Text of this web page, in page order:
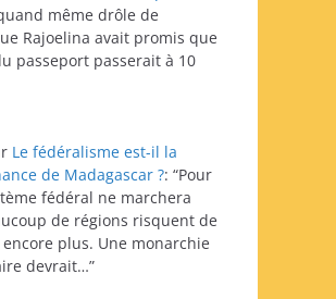
quand même drôle de
Rajoelina avait promis que
passeport passerait à 10
Le fédéralisme est-il la
de Madagascar ?: “Pour
fédéral ne marchera
de régions risquent de
encore plus. Une monarchie
devrait…”